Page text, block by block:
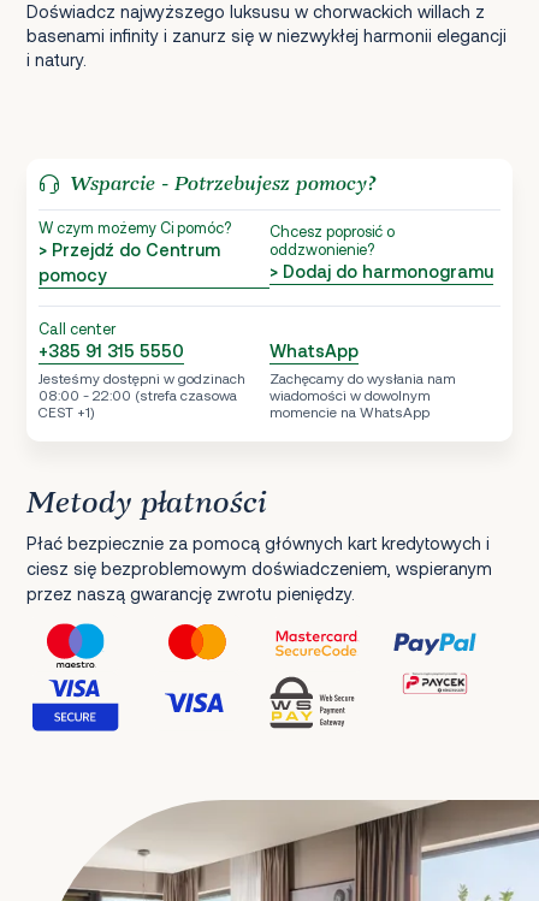
Doświadcz najwyższego luksusu w chorwackich willach z
basenami infinity i zanurz się w niezwykłej harmonii elegancji
i natury.
Wsparcie - Potrzebujesz pomocy?
W czym możemy Ci pomóc?
> Przejdź do Centrum
pomocy
Chcesz poprosić o
oddzwonienie?
> Dodaj do harmonogramu
Call center
+385 91 315 5550
Jesteśmy dostępni w godzinach
08:00 - 22:00 (strefa czasowa
CEST +1)
WhatsApp
Zachęcamy do wysłania nam
wiadomości w dowolnym
momencie na WhatsApp
Metody płatności
Płać bezpiecznie za pomocą głównych kart kredytowych i
ciesz się bezproblemowym doświadczeniem, wspieranym
przez naszą gwarancję zwrotu pieniędzy.